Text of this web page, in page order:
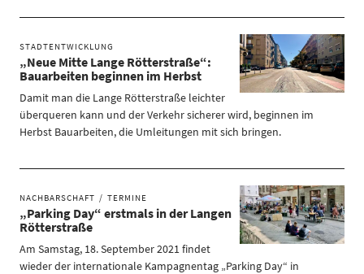
STADTENTWICKLUNG
„Neue Mitte Lange Rötterstraße“:
Bauarbeiten beginnen im Herbst
Damit man die Lange Rötterstraße leichter
überqueren kann und der Verkehr sicherer wird, beginnen im
Herbst Bauarbeiten, die Umleitungen mit sich bringen.
NACHBARSCHAFT TERMINE
„Parking Day“ erstmals in der Langen
Rötterstraße
Am Samstag, 18. September 2021 findet
wieder der internationale Kampagnentag „Parking Day“ in